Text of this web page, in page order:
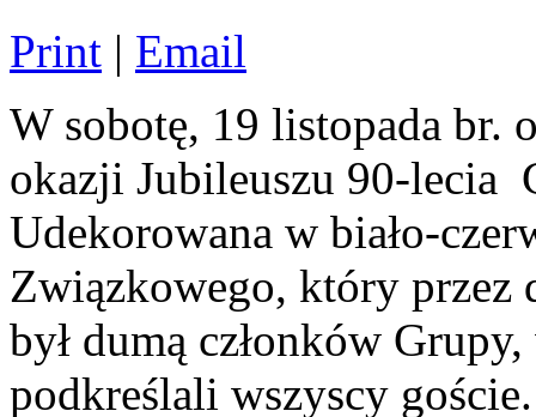
Print | Email
W sobotę, 19 listopada br.
okazji Jubileuszu 90-lecia
Udekorowana w biało-
Związkowego, który przez
był dumą członków
podkreślali wszyscy